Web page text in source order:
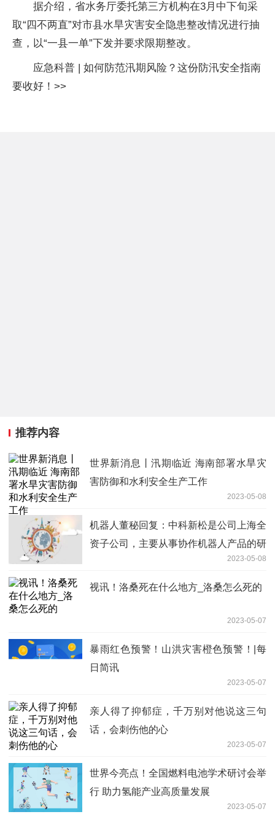
据介绍，省水务厅委托第三方机构在3月中下旬采
取“四不两直”对市县水旱灾害安全隐患整改情况进行抽
查，以“一县一单”下发并要求限期整改。
应急科普 | 如何防范汛期风险？这份防汛安全指南
要收好！>>
推荐内容
世界新消息丨汛期临近 海南部署水旱灾
害防御和水利安全生产工作
2023-05-08
机器人董秘回复：中科新松是公司上海全
资子公司，主要从事协作机器人产品的研
2023-05-08
视讯！洛桑死在什么地方_洛桑怎么死的
2023-05-07
暴雨红色预警！山洪灾害橙色预警！|每
日简讯
2023-05-07
亲人得了抑郁症，千万别对他说这三句
话，会刺伤他的心
2023-05-07
世界今亮点！全国燃料电池学术研讨会举
行 助力氢能产业高质量发展
2023-05-07